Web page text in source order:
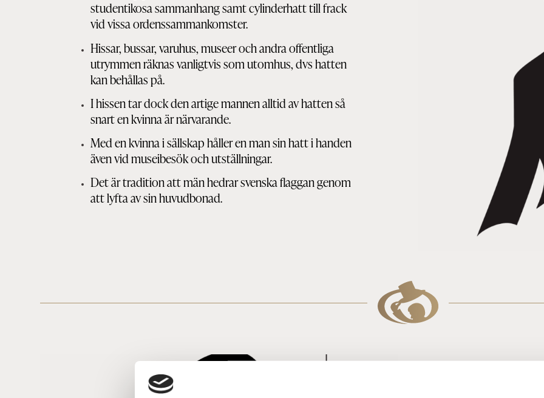
studentikosa sammanhang samt cylinderhatt till frack
vid vissa ordenssammankomster.
Hissar, bussar, varuhus, museer och andra offentliga
utrymmen räknas vanligtvis som utomhus, dvs hatten
kan behållas på.
I hissen tar dock den artige mannen alltid av hatten så
snart en kvinna är närvarande.
Med en kvinna i sällskap håller en man sin hatt i handen
även vid museibesök och utställningar.
Det är tradition att män hedrar svenska flaggan genom
att lyfta av sin huvudbonad.